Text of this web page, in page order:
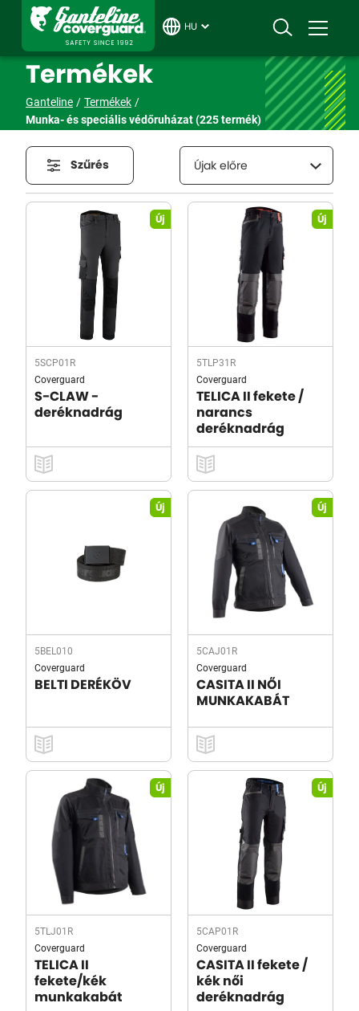
HU
Termékek
Ganteline
Termékek
Munka- és speciális védőruházat(225 termék)
Szűrés Újak előre
Új
5SCP01R
Coverguard
S-CLAW -
deréknadrág
Új
5TLP31R
Coverguard
TELICA II fekete /
narancs
deréknadrág
Új
5BEL010
Coverguard
BELTI DERÉKÖV
Új
5CAJ01R
Coverguard
CASITA II NŐI
MUNKAKABÁT
Új
5TLJ01R
Coverguard
TELICA II
fekete/kék
munkakabát
Új
5CAP01R
Coverguard
CASITA II fekete /
kék női
deréknadrág